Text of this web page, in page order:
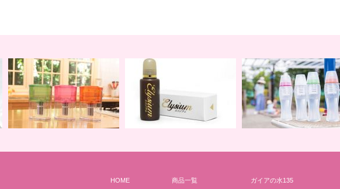
地球の一滴 エリジアム 地球と共に ライトボトル
HOME 商品一覧 ガイアの水135